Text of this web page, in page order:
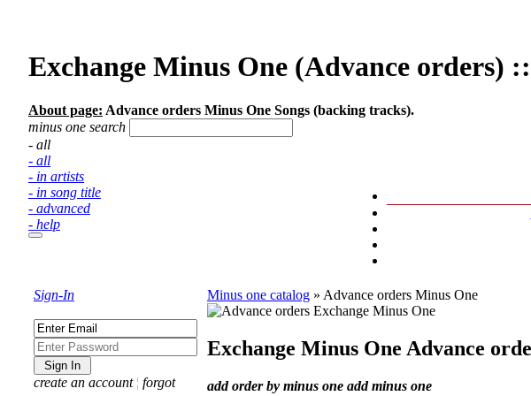
Exchange Minus One (Advance orders)
About page: Advance orders Minus One Songs (backing tracks).
minus one search
- all
- all
- in artists
- in song title
- advanced
- help
Sign-In
create an account ¦ forgot
Minus one catalog » Advance orders Minus One
Exchange Minus One Advance
add order by minus one add minus one